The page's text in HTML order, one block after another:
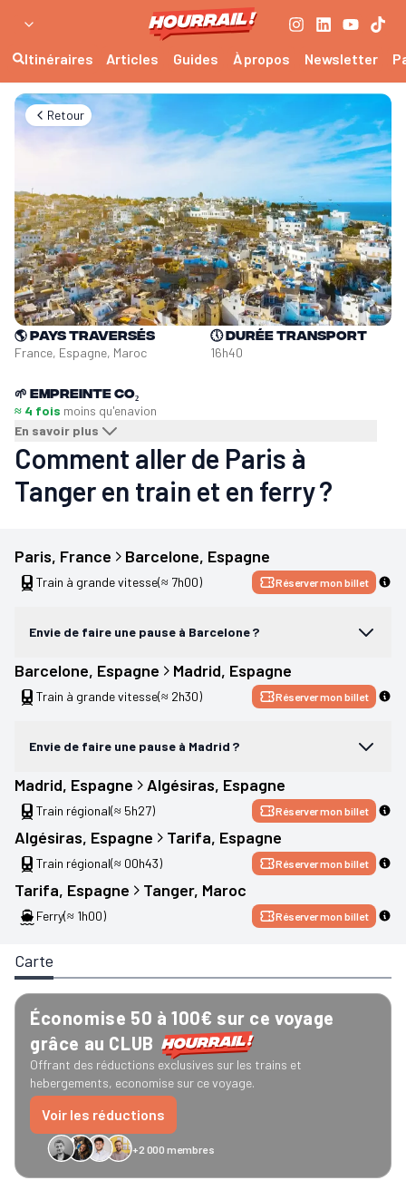
Itinéraires Articles Guides À propos Newsletter
Retour
🌎Pays traversés
France, Espagne, Maroc
🕔Durée transport
16h40
🌱 Empreinte CO₂
≈ 4 fois moins qu'enavion
En savoir plus
Comment aller de Paris à
Tanger en train et en ferry ?
Paris, France Barcelone, Espagne
Train à grande vitesse(≈ 7h00) Réserver mon billet
Envie de faire une pause à Barcelone ?
Barcelone, Espagne Madrid, Espagne
Train à grande vitesse(≈ 2h30) Réserver mon billet
Envie de faire une pause à Madrid ?
Madrid, Espagne Algésiras, Espagne
Train régional(≈ 5h27) Réserver mon billet
Algésiras, Espagne Tarifa, Espagne
Train régional(≈ 00h43) Réserver mon billet
Tarifa, Espagne Tanger, Maroc
Ferry(≈ 1h00) Réserver mon billet
Carte
Économise 50 à 100€ sur ce voyage
grâce au CLUB
Offrant des réductions exclusives sur les trains et
hebergements, economise sur ce voyage.
Voir les réductions
+2 000 membres
GreenGo Caledonian